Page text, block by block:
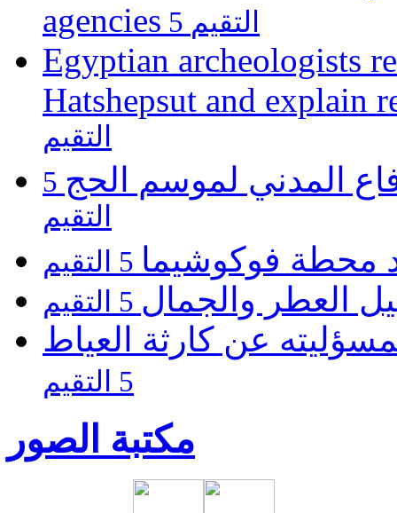
agencies
5 التقيم
Egyptian archeologists
Hatshepsut and explain
التقيم
المدني لموسم الحج 5
التقيم
محطة فوكوشيما
العطر والجمال
عن كارثة العياط
5 التقيم
مكتبة الصور